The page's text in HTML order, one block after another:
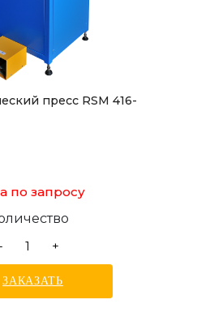
пресс RSM 416-
по запросу
-
+
ЗАКАЗАТЬ